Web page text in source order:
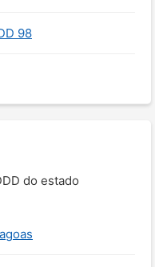
98
do estado